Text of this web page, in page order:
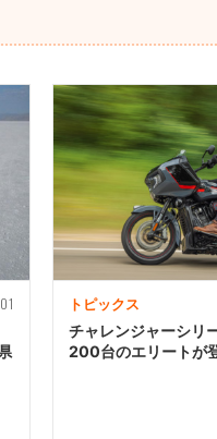
トピックス
チャレンジャーシリ
200台のエリートが